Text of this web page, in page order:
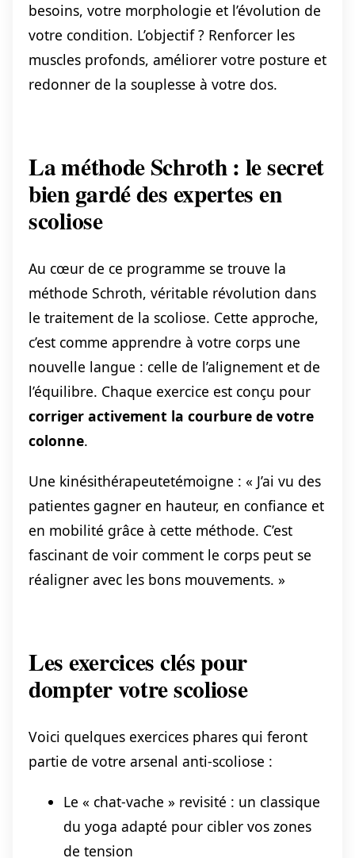
besoins, votre morphologie et l’évolution de
votre condition. L’objectif ? Renforcer les
muscles profonds, améliorer votre posture et
redonner de la souplesse à votre dos.
La méthode Schroth : le secret
bien gardé des expertes en
scoliose
Au cœur de ce programme se trouve la
méthode Schroth, véritable révolution dans
le traitement de la scoliose. Cette approche,
c’est comme apprendre à votre corps une
nouvelle langue : celle de l’alignement et de
l’équilibre. Chaque exercice est conçu pour
corriger activement la courbure de votre
colonne.
Une kinésithérapeutetémoigne : « J’ai vu des
patientes gagner en hauteur, en confiance et
en mobilité grâce à cette méthode. C’est
fascinant de voir comment le corps peut se
réaligner avec les bons mouvements. »
Les exercices clés pour
dompter votre scoliose
Voici quelques exercices phares qui feront
partie de votre arsenal anti-scoliose :
Le « chat-vache » revisité : un classique
du yoga adapté pour cibler vos zones
de tension